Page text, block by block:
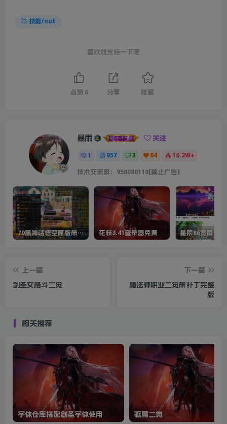
技能/nut
喜欢就支持一下吧
点赞 6 分享 收藏
暴雨 关注
1 957 3 64 16.2W+
技术交流群：958080110[禁止广告]
70黑神话悟空原版带cdk等全套文件 花枝3.41登录器免费 星辰86宽屏全套
上一篇
剑圣女格斗二觉
下一篇
魔法师职业二觉带补丁完整
版
相关推荐
字体仓库搭配剑圣字体使用 驱魔二觉